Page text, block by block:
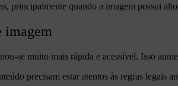
principalmente quando a imagem possui
imagem
se muito mais rápida e acessível. Isso
precisam estar atentos às regras